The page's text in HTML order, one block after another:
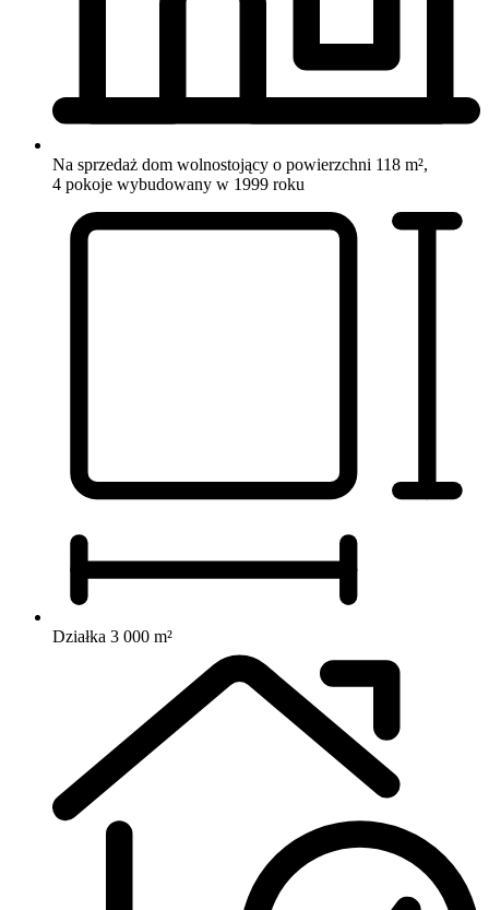
Na sprzedaż dom wolnostojący o powierzchni 118 m²,
4 pokoje wybudowany w 1999 roku
Działka 3 000 m²